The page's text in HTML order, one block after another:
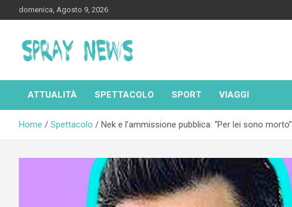
to
domenica, Agosto 9, 2026
Spraynews.it
ATTUALITÀ SPETTACOLO SPORT VIAGGI
Home Spettacolo Nek e l’ammissione pubblica: “Per lei sono morto”